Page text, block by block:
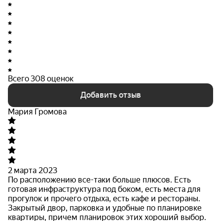
Всего 308 оценок
Добавить отзыв
Мария Громова
2 марта 2023
По расположению все-таки больше плюсов. Есть
готовая инфраструктура под боком, есть места для
прогулок и прочего отдыха, есть кафе и рестораны.
Закрытый двор, парковка и удобные по планировке
квартиры, причем планировок этих хороший выбор.